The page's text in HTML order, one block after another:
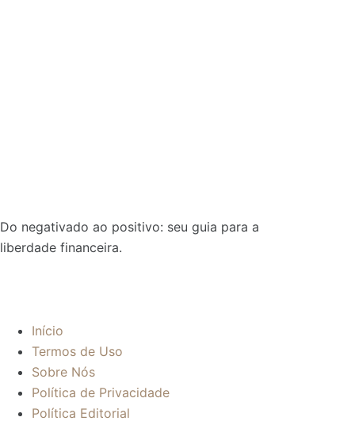
Do negativado ao positivo: seu guia para a
liberdade financeira.
Início
Termos de Uso
Sobre Nós
Política de Privacidade
Política Editorial